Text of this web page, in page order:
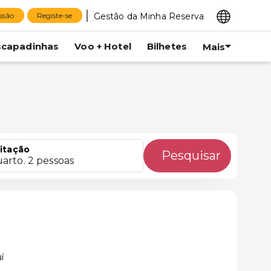
Registe-se Gestão da Minha Reserva
Voo + Hotel Bilhetes Mais
2 pessoas Pesquisar